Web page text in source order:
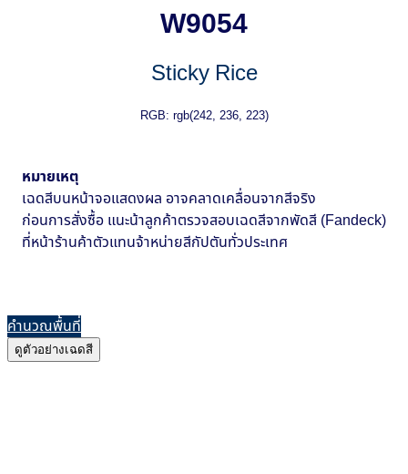
W9054
Sticky Rice
RGB: rgb(242, 236, 223)
หมายเหตุ
เฉดสีบนหน้าจอแสดงผล อาจคลาดเคลื่อนจากสีจริง
ก่อนการสั่งซื้อ แนะน้าลูกค้าตรวจสอบเฉดสีจากพัดสี (Fandeck)
ที่หน้าร้านค้าตัวแทนจ้าหน่ายสีกัปตันทั่วประเทศ
คำนวณพื้นที่
ดูตัวอย่างเฉดสี